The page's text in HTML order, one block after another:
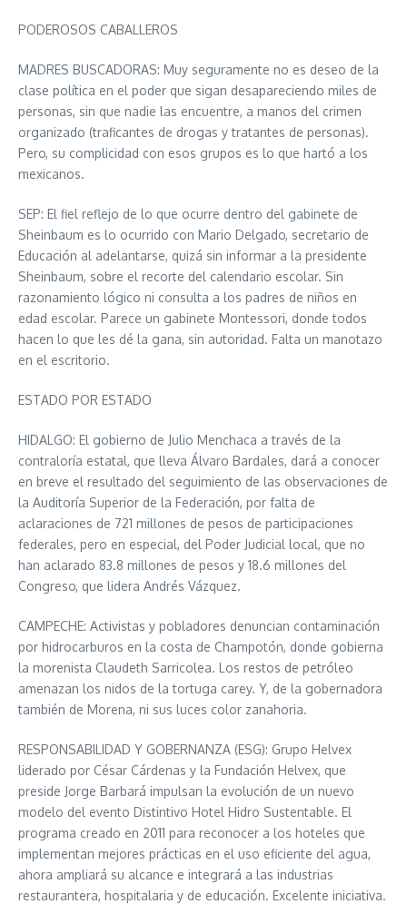
PODEROSOS CABALLEROS
MADRES BUSCADORAS: Muy seguramente no es deseo de la
clase política en el poder que sigan desapareciendo miles de
personas, sin que nadie las encuentre, a manos del crimen
organizado (traficantes de drogas y tratantes de personas).
Pero, su complicidad con esos grupos es lo que hartó a los
mexicanos.
SEP: El fiel reflejo de lo que ocurre dentro del gabinete de
Sheinbaum es lo ocurrido con Mario Delgado, secretario de
Educación al adelantarse, quizá sin informar a la presidente
Sheinbaum, sobre el recorte del calendario escolar. Sin
razonamiento lógico ni consulta a los padres de niños en
edad escolar. Parece un gabinete Montessori, donde todos
hacen lo que les dé la gana, sin autoridad. Falta un manotazo
en el escritorio.
ESTADO POR ESTADO
HIDALGO: El gobierno de Julio Menchaca a través de la
contraloría estatal, que lleva Álvaro Bardales, dará a conocer
en breve el resultado del seguimiento de las observaciones de
la Auditoría Superior de la Federación, por falta de
aclaraciones de 721 millones de pesos de participaciones
federales, pero en especial, del Poder Judicial local, que no
han aclarado 83.8 millones de pesos y 18.6 millones del
Congreso, que lidera Andrés Vázquez.
CAMPECHE: Activistas y pobladores denuncian contaminación
por hidrocarburos en la costa de Champotón, donde gobierna
la morenista Claudeth Sarricolea. Los restos de petróleo
amenazan los nidos de la tortuga carey. Y, de la gobernadora
también de Morena, ni sus luces color zanahoria.
RESPONSABILIDAD Y GOBERNANZA (ESG): Grupo Helvex
liderado por César Cárdenas y la Fundación Helvex, que
preside Jorge Barbará impulsan la evolución de un nuevo
modelo del evento Distintivo Hotel Hidro Sustentable. El
programa creado en 2011 para reconocer a los hoteles que
implementan mejores prácticas en el uso eficiente del agua,
ahora ampliará su alcance e integrará a las industrias
restaurantera, hospitalaria y de educación. Excelente iniciativa.